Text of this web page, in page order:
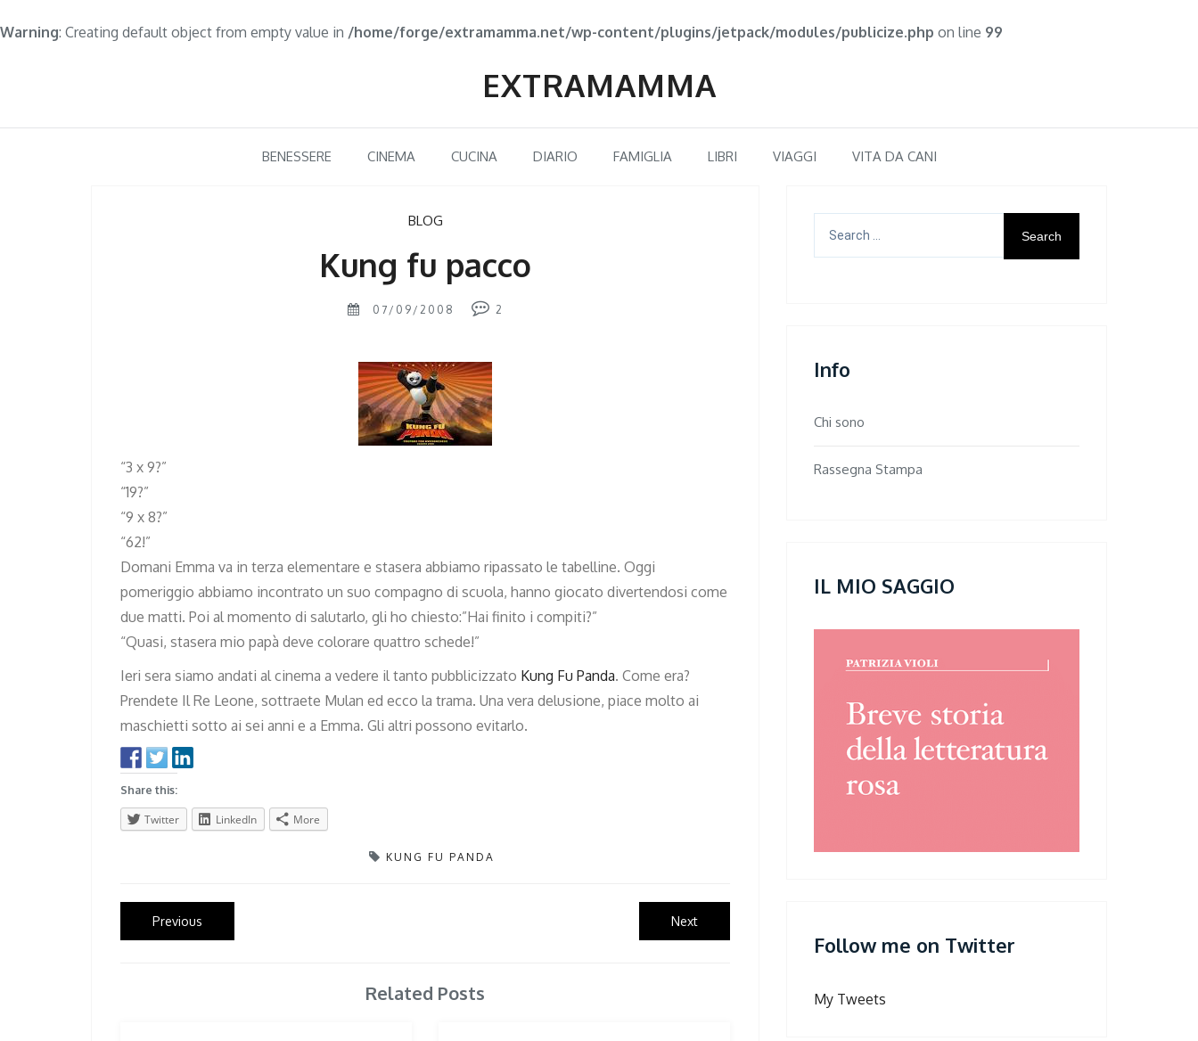
Warning: Creating default object from empty value in /home/forge/extramamma.net/wp-content/plugins/jetpack/modules/publicize.php on line 99
EXTRAMAMMA
BENESSERE CINEMA CUCINA DIARIO FAMIGLIA LIBRI VIAGGI VITA DA CANI
BLOG
Kung fu pacco
07/09/2008 2
“3 x 9?”
“19?”
“9 x 8?”
“62!”
Domani Emma va in terza elementare e stasera abbiamo ripassato le tabelline. Oggi
pomeriggio abbiamo incontrato un suo compagno di scuola, hanno giocato divertendosi come
due matti. Poi al momento di salutarlo, gli ho chiesto:”Hai finito i compiti?”
“Quasi, stasera mio papà deve colorare quattro schede!”
Ieri sera siamo andati al cinema a vedere il tanto pubblicizzato Kung Fu Panda. Come era?
Prendete Il Re Leone, sottraete Mulan ed ecco la trama. Una vera delusione, piace molto ai
maschietti sotto ai sei anni e a Emma. Gli altri possono evitarlo.
Share this:
Twitter LinkedIn More
KUNG FU PANDA
Post
navigation
Previous
post:
NextNext
post:
Related Posts
for:
Info
Chi sono
Rassegna Stampa
IL MIO SAGGIO
Follow me on Twitter
My Tweets